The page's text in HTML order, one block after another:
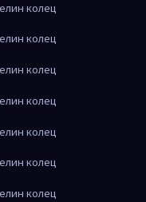
колец
колец
колец
колец
колец
колец
колец